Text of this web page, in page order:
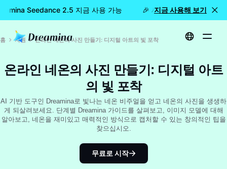
Seedance 2.5 지금 사용 가능 🎉 새 모델 출시:
지금 사용해 보기
홈 자원 온라인 네온의 사진 만들기: 디지털 아트의 빛 포착
온라인 네온의 사진 만들기: 디지털 아트
의 빛 포착
AI 기반 도구인 Dreamina로 빛나는 네온 비주얼을 얻고 네온의 사진을 생생하
게 되살려보세요. 단계별 Dreamina 가이드를 살펴보고, 이미지 모델에 대해
알아보고, 네온을 재미있고 매력적인 방식으로 캡처할 수 있는 창의적인 팁을
찾으십시오.
무료로 시작